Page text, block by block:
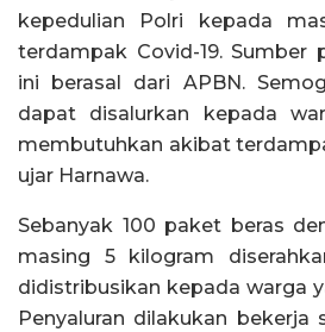
kepedulian Polri kepada
terdampak Covid-19. Sumber
ini berasal dari APBN.
dapat disalurkan kepada
membutuhkan akibat
ujar Harnawa.
Sebanyak 100 paket beras
masing 5 kilogram
didistribusikan kepada warga
Penyaluran dilakukan bekerja